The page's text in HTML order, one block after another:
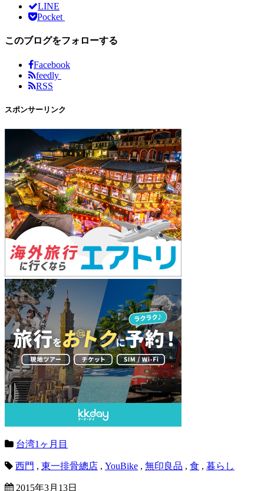
LINE
Pocket
このブログをフォローする
Facebook
feedly
RSS
スポンサーリンク
台湾1ヶ月目
西門 , 東一排骨總店 , YouBike , 無印良品 , 食 , 暮らし
2015年3月13日